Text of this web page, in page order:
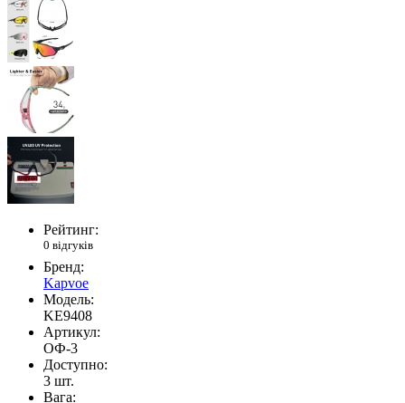
Рейтинг:
0 відгуків
Бренд:
Kapvoe
Модель:
KE9408
Артикул:
ОФ-3
Доступно:
3 шт.
Вага: